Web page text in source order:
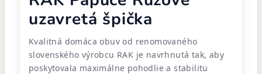
uzavretá špička
Kvalitná domáca obuv od renomovaného
slovenského výrobcu RAK je navrhnutá tak, aby
poskytovala maximálne pohodlie a stabilitu